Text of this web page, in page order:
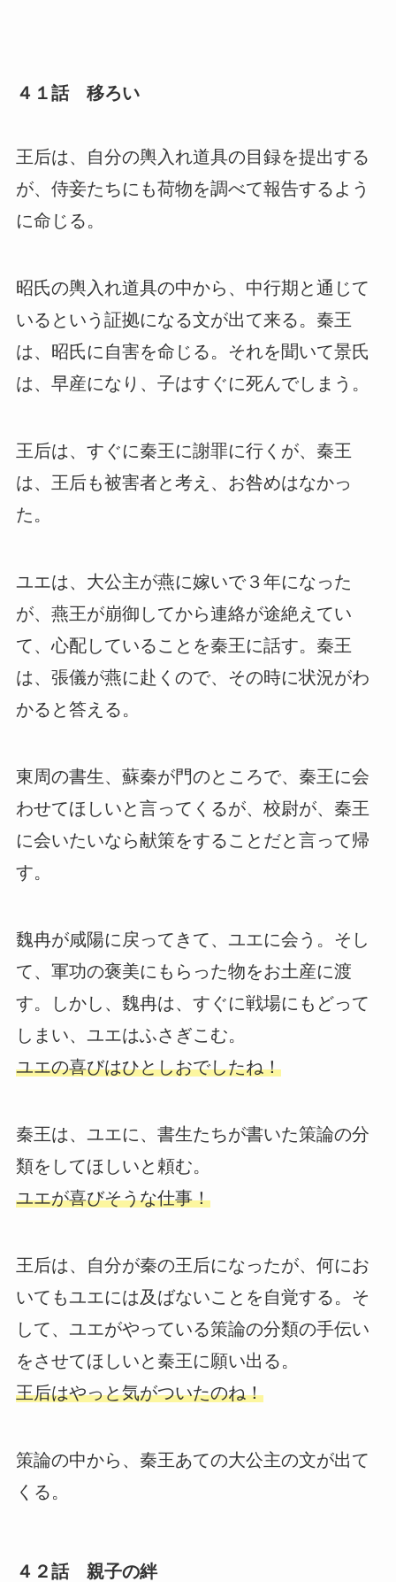
４１話 移ろい
王后は、自分の輿入れ道具の目録を提出する
が、侍妾たちにも荷物を調べて報告するよう
に命じる。
昭氏の輿入れ道具の中から、中行期と通じて
いるという証拠になる文が出て来る。秦王
は、昭氏に自害を命じる。それを聞いて景氏
は、早産になり、子はすぐに死んでしまう。
王后は、すぐに秦王に謝罪に行くが、秦王
は、王后も被害者と考え、お咎めはなかっ
た。
ユエは、大公主が燕に嫁いで３年になった
が、燕王が崩御してから連絡が途絶えてい
て、心配していることを秦王に話す。秦王
は、張儀が燕に赴くので、その時に状況がわ
かると答える。
東周の書生、蘇秦が門のところで、秦王に会
わせてほしいと言ってくるが、校尉が、秦王
に会いたいなら献策をすることだと言って帰
す。
魏冉が咸陽に戻ってきて、ユエに会う。そし
て、軍功の褒美にもらった物をお土産に渡
す。しかし、魏冉は、すぐに戦場にもどって
しまい、ユエはふさぎこむ。
ユエの喜びはひとしおでしたね！
秦王は、ユエに、書生たちが書いた策論の分
類をしてほしいと頼む。
ユエが喜びそうな仕事！
王后は、自分が秦の王后になったが、何にお
いてもユエには及ばないことを自覚する。そ
して、ユエがやっている策論の分類の手伝い
をさせてほしいと秦王に願い出る。
王后はやっと気がついたのね！
策論の中から、秦王あての大公主の文が出て
くる。
４２話 親子の絆